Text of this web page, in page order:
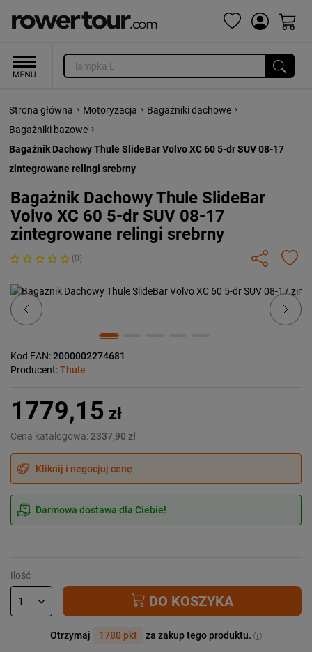
Strona główna › Motoryzacja › Bagażniki dachowe ›
Bagażniki bazowe ›
Bagażnik Dachowy Thule SlideBar Volvo XC 60 5-dr SUV 08-17
zintegrowane relingi srebrny
Bagażnik Dachowy Thule SlideBar
Volvo XC 60 5-dr SUV 08-17
zintegrowane relingi srebrny
(0)
Previous Next
Kod EAN:2000002274681
Producent:Thule
1779,15 zł
Cena katalogowa: 2337,90 zł
Kliknij i negocjuj cenę
Darmowa dostawa dla Ciebie!
Ilość
DO KOSZYKA
Otrzymaj 1780 pkt za zakup tego produktu.